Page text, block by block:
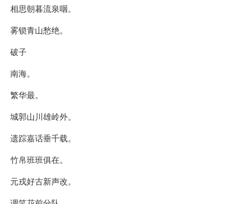
相思朝暮流泉咽。
雾锁青山愁绝。
破子
南海。
繁华最。
城郭山川雄岭外。
遗踪嘉话垂千载。
竹帛班班俱在。
元戎好古新声改。